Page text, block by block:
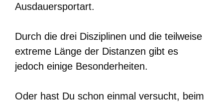
Ausdauersportart.
Durch die drei Disziplinen und die teilweise
extreme Länge der Distanzen gibt es
jedoch einige Besonderheiten.
Oder hast Du schon einmal versucht, beim